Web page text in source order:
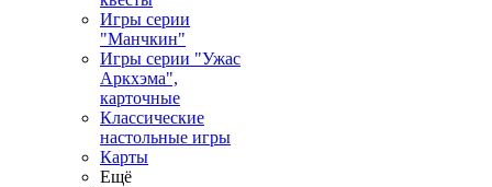
Игры серии
"Манчкин"
Игры серии "Ужас
Аркхэма",
карточные
Классические
настольные игры
Карты
Ещё